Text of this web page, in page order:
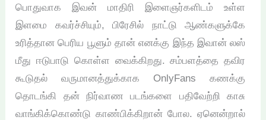
பொதுவாக இவன் மாதிரி இளைஞர்களிடம் உள்ள
இளமை கவர்ச்சியும், பிரேசில் நாட்டு ஆண்களுக்கே
உரித்தான பெரிய பூளும் தான் எனக்கு இந்த இவான் லஸ்
மீது ஈடுபாடு கொள்ள வைக்கிறது. சம்பளத்தை தவிர
கூடுதல் வருமானத்துக்காக OnlyFans கணக்கு
தொடங்கி தன் நிர்வாண படங்களை பதிவேற்றி காசு
வாங்கிக்கொண்டு காண்பிக்கிறான் போல. ஏனென்றால்